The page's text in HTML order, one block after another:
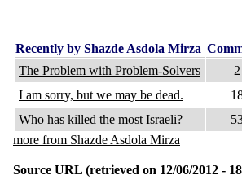
Recently by Shazde Asdola Mirza
The Problem with Problem-Solvers
2
I am sorry, but we may be dead.
Who has killed the most Israeli?
more from Shazde Asdola Mirza
Source URL (retrieved on 12/06/2012 -